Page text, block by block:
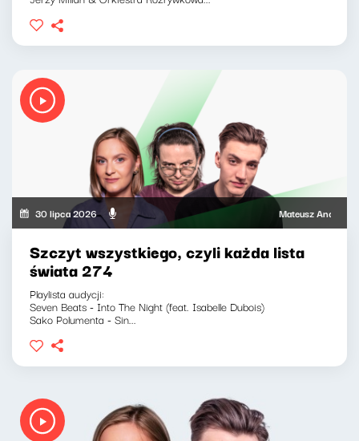
30 lipca 2026 Mateusz
Szczyt wszystkiego, czyli każda lista
świata 274
Playlista audycji:
Seven Beats - Into The Night (feat. Isabelle Dubois)
Sako Polumenta - Sin...